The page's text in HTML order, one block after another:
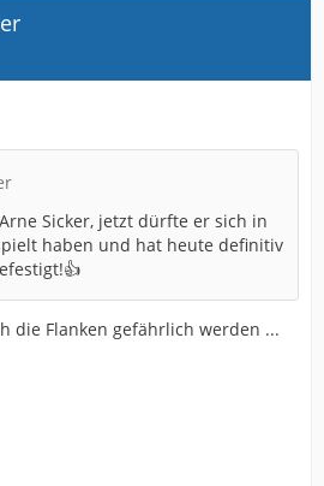
Sicker, jetzt dürfte er sich in
haben und hat heute definitiv
die Flanken gefährlich werden ...